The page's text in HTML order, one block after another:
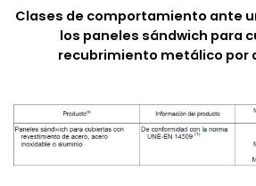
Clases de comportamiento ante
los paneles sándwich para
recubrimiento metálico por